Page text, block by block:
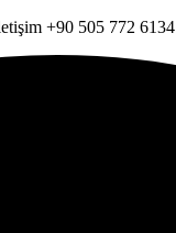
+90 505 772 6134